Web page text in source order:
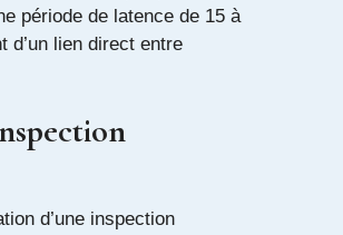
période de latence de 15 à
d’un lien direct entre
d’une inspection